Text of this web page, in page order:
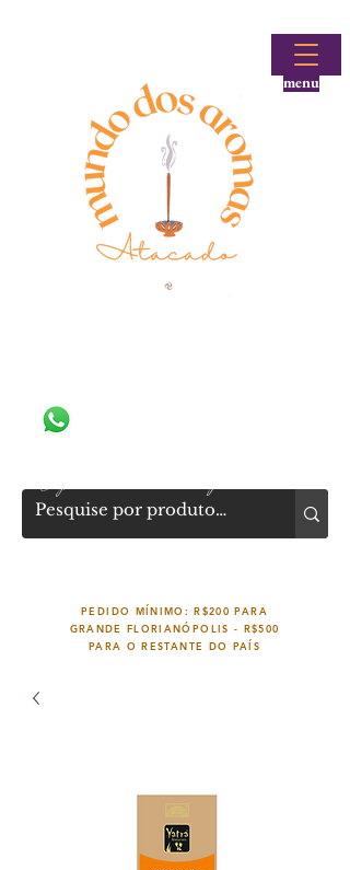
menu
Loja atacadista de incensos e produtos aromáticos
PEDIDO MÍNIMO: R$200 PARA
GRANDE FLORIANÓPOLIS - R$500
PARA O RESTANTE DO PAÍS